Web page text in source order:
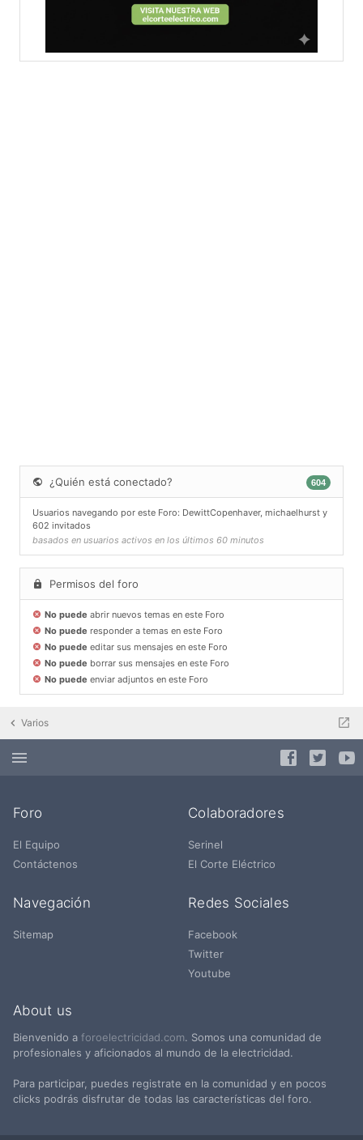
¿Quién está conectado? 604
Usuarios navegando por este Foro: DewittCopenhaver, michaelhurst y
602 invitados
basados en usuarios activos en los últimos 60 minutos
Permisos del foro
No puede abrir nuevos temas en este Foro
No puede responder a temas en este Foro
No puede editar sus mensajes en este Foro
No puede borrar sus mensajes en este Foro
No puede enviar adjuntos en este Foro
Varios
Foro
El Equipo
Contáctenos
Colaboradores
Serinel
El Corte Eléctrico
Navegación
Sitemap
Redes Sociales
Facebook
Twitter
Youtube
About us
Bienvenido a foroelectricidad.com. Somos una comunidad de
profesionales y aficionados al mundo de la electricidad.
Para participar, puedes registrate en la comunidad y en pocos
clicks podrás disfrutar de todas las características del foro.